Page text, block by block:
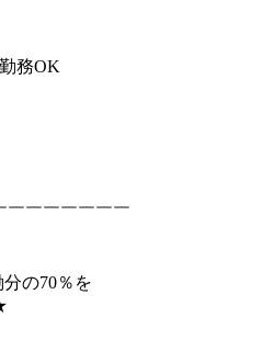
務OK
￣￣￣￣￣￣￣
の70％を